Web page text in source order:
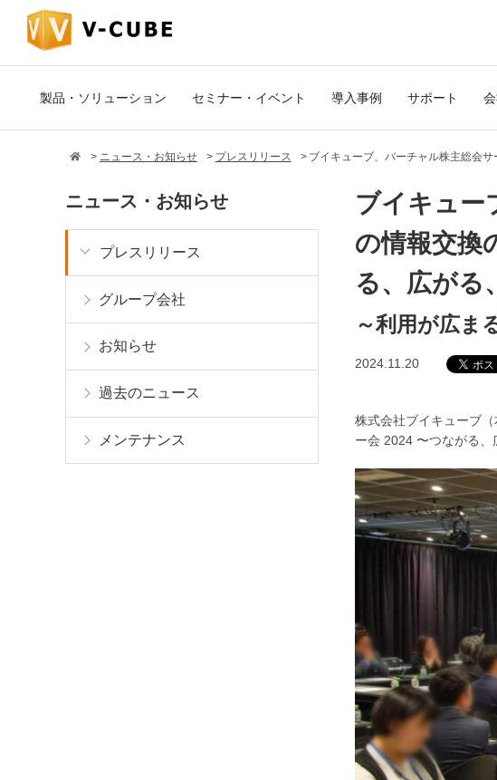
製品・ソリューション セミナー・イベント 導入事例 サポート
ニュース・お知らせ プレスリリース ブイキューブ、バーチャル株主総会
ブイキュー
の情報交換
る、広がる
～利用が広ま
2024.11.20
株式会社ブイキューブ
ー会 2024 〜つながる、
ニュース・お知らせ
プレスリリース
グループ会社
お知らせ
過去のニュース
メンテナンス